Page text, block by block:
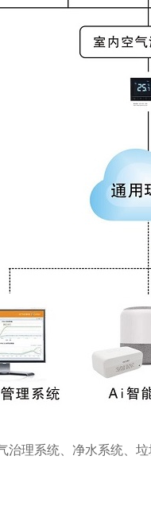
治理系统、净水系统、